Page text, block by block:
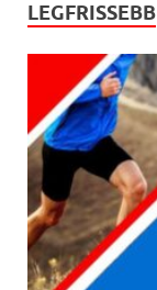
LEGFRISSEBB